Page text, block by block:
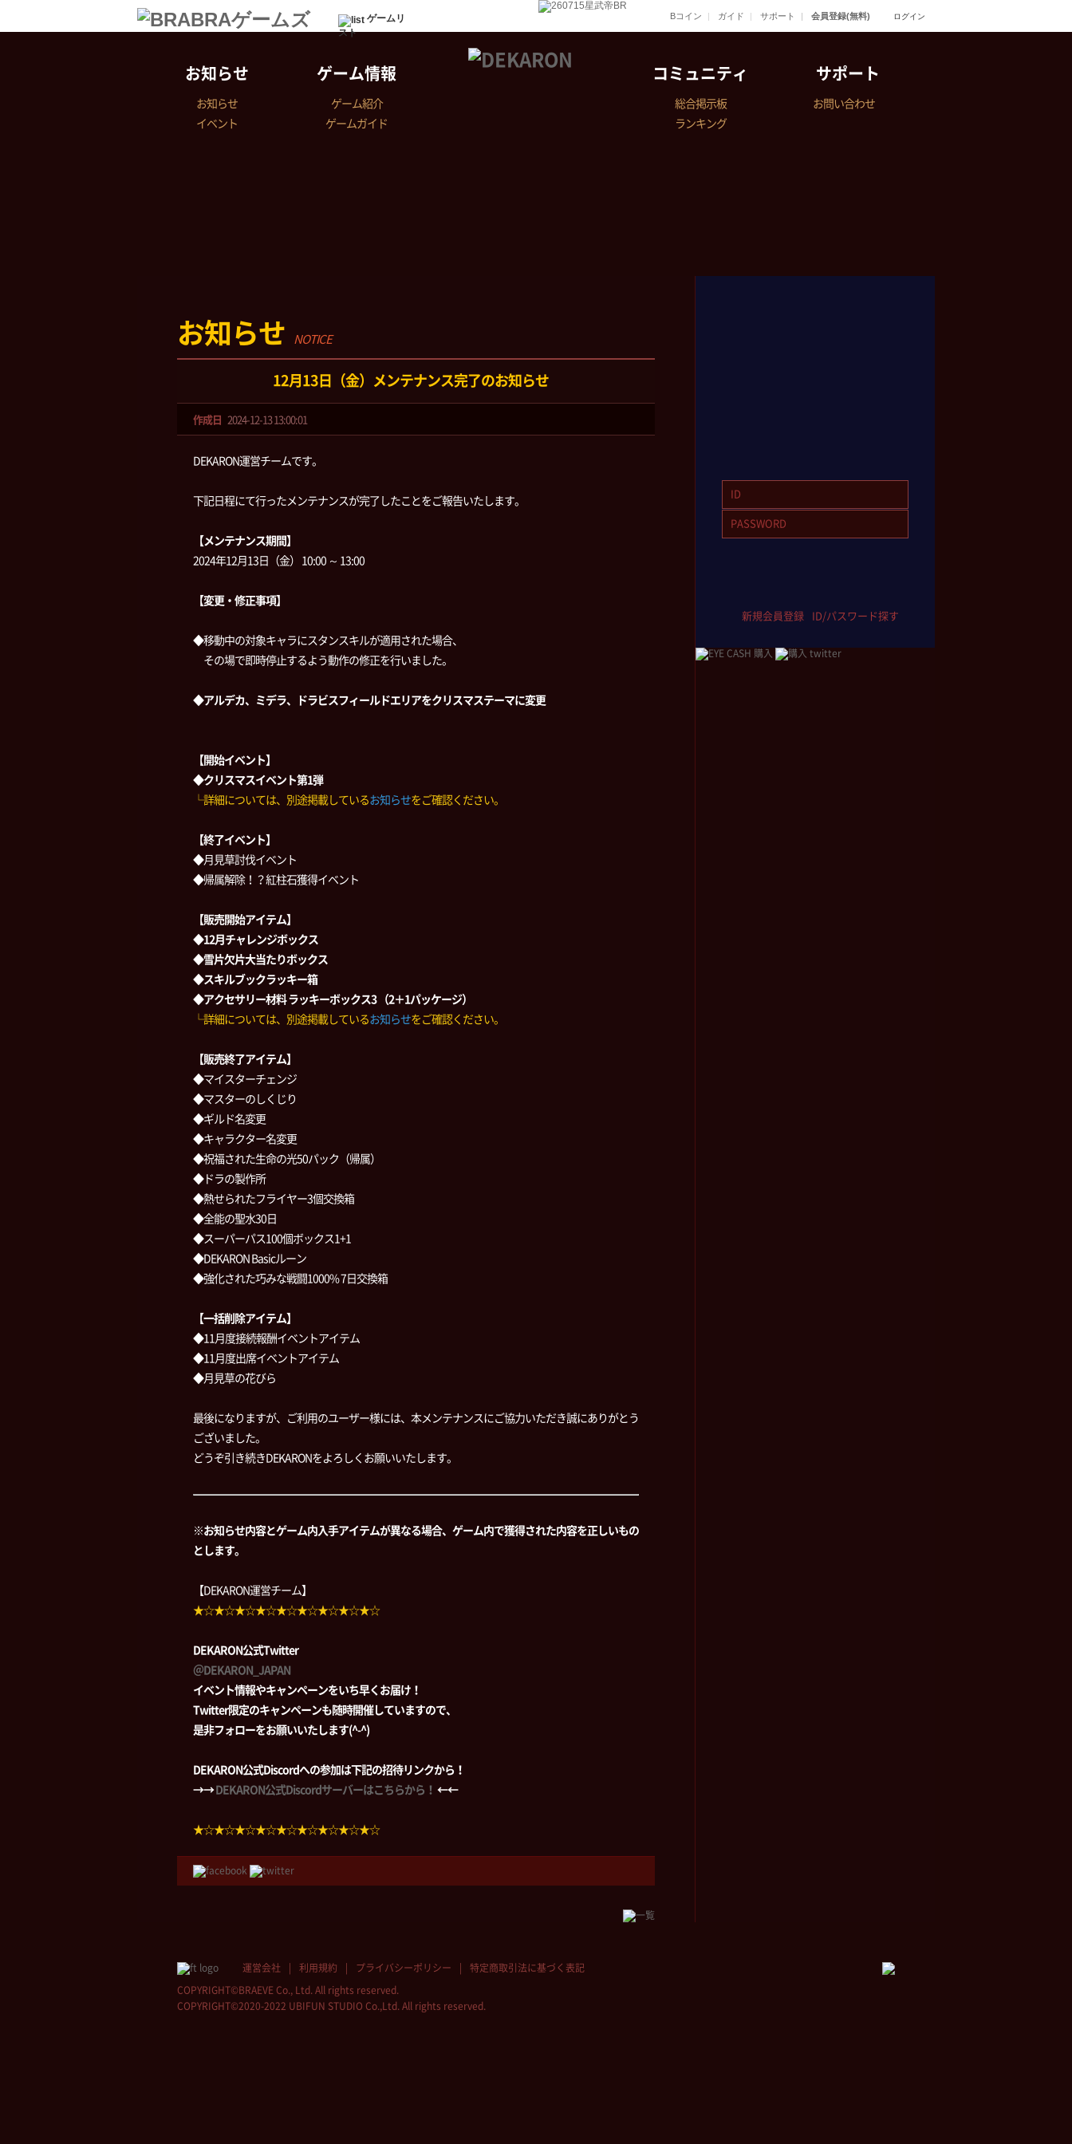
ゲームリ
スト
Bコイン ガイド サポート 会員登録(無料) ログイン
お知らせ
お知らせ
イベント
ゲーム情報
ゲーム紹介
ゲームガイド
コミュニティ
総合掲示板
ランキング
サポート
お問い合わせ
お知らせ NOTICE
12月13日（金）メンテナンス完了のお知らせ
作成日 2024-12-13 13:00:01
DEKARON運営チームです。
下記日程にて行ったメンテナンスが完了したことをご報告いたします。
【メンテナンス期間】
2024年12月13日（金） 10:00 ～ 13:00
【変更・修正事項】
◆移動中の対象キャラにスタンスキルが適用された場合、
その場で即時停止するよう動作の修正を行いました。
◆アルデカ、ミデラ、ドラビスフィールドエリアをクリスマステーマに変更
【開始イベント】
◆クリスマスイベント第1弾
└詳細については、別途掲載しているお知らせをご確認ください。
【終了イベント】
◆月見草討伐イベント
◆帰属解除！？紅柱石獲得イベント
【販売開始アイテム】
◆12月チャレンジボックス
◆雪片欠片大当たりボックス
◆スキルブックラッキー箱
◆アクセサリー材料 ラッキーボックス3 （2＋1パッケージ）
└詳細については、別途掲載しているお知らせをご確認ください。
【販売終了アイテム】
◆マイスターチェンジ
◆マスターのしくじり
◆ギルド名変更
◆キャラクター名変更
◆祝福された生命の光50パック（帰属）
◆ドラの製作所
◆熱せられたフライヤー3個交換箱
◆全能の聖水30日
◆スーパーパス100個ボックス1+1
◆DEKARON Basicルーン
◆強化された巧みな戦闘1000% 7日交換箱
【一括削除アイテム】
◆11月度接続報酬イベントアイテム
◆11月度出席イベントアイテム
◆月見草の花びら
最後になりますが、ご利用のユーザー様には、本メンテナンスにご協力いただき誠にありがとう
ございました。
どうぞ引き続きDEKARONをよろしくお願いいたします。
※お知らせ内容とゲーム内入手アイテムが異なる場合、ゲーム内で獲得された内容を正しいもの
とします。
【DEKARON運営チーム】
★☆★☆★☆★☆★☆★☆★☆★☆★☆
DEKARON公式Twitter
＠DEKARON_JAPAN
イベント情報やキャンペーンをいち早くお届け！
Twitter限定のキャンペーンも随時開催していますので、
是非フォローをお願いいたします(^-^)
DEKARON公式Discordへの参加は下記の招待リンクから！
→→DEKARON公式Discordサーバーはこちらから！ ←←
★☆★☆★☆★☆★☆★☆★☆★☆★☆
新規会員登録 ID/パスワード探す
運営会社 利用規約 プライバシーポリシー 特定商取引法に基づく表記
COPYRIGHT©BRAEVE Co., Ltd. All rights reserved.
COPYRIGHT©2020-2022 UBIFUN STUDIO Co.,Ltd. All rights reserved.